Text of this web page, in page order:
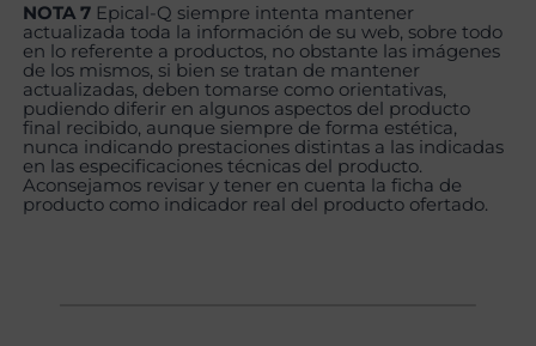
NOTA 7 Epical-Q siempre intenta mantener
actualizada toda la información de su web, sobre todo
en lo referente a productos, no obstante las imágenes
de los mismos, si bien se tratan de mantener
actualizadas, deben tomarse como orientativas,
pudiendo diferir en algunos aspectos del producto
final recibido, aunque siempre de forma estética,
nunca indicando prestaciones distintas a las indicadas
en las especificaciones técnicas del producto.
Aconsejamos revisar y tener en cuenta la ficha de
producto como indicador real del producto ofertado.